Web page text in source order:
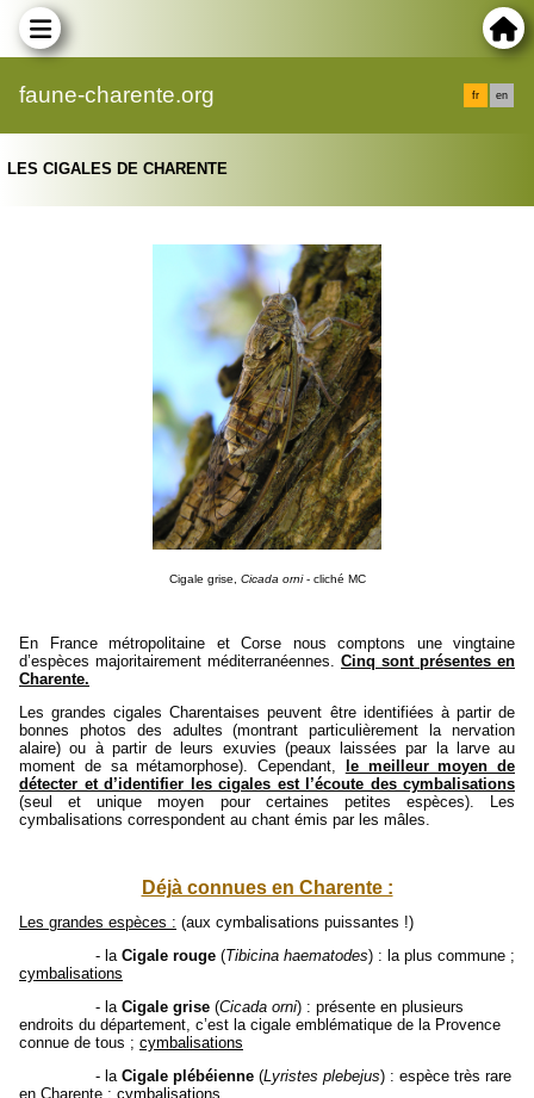
faune-charente.org fr en
LES CIGALES DE CHARENTE
Cigale grise, Cicada orni- cliché MC
En France métropolitaine et Corse nous comptons une vingtaine
d’espèces majoritairement méditerranéennes. Cinq sont présentes en
Charente.
Les grandes cigales Charentaises peuvent être identifiées à partir de
bonnes photos des adultes (montrant particulièrement la nervation
alaire) ou à partir de leurs exuvies (peaux laissées par la larve au
moment de sa métamorphose). Cependant,
le meilleur moyen de
détecter et d’identifier les cigales est l’écoute des cymbalisations
(seul et unique moyen pour certaines petites espèces). Les
cymbalisations correspondent au chant émis par les mâles.
Déjà connues en Charente :
Les grandes espèces : (aux cymbalisations puissantes !)
- la Cigale rouge (Tibicina haematodes) : la plus commune ;
cymbalisations
- la Cigale grise (Cicada orni) : présente en plusieurs
endroits du département, c’est la cigale emblématique de la Provence
connue de tous ; cymbalisations
- la Cigale plébéienne (Lyristes plebejus) : espèce très rare
en Charente ; cymbalisations